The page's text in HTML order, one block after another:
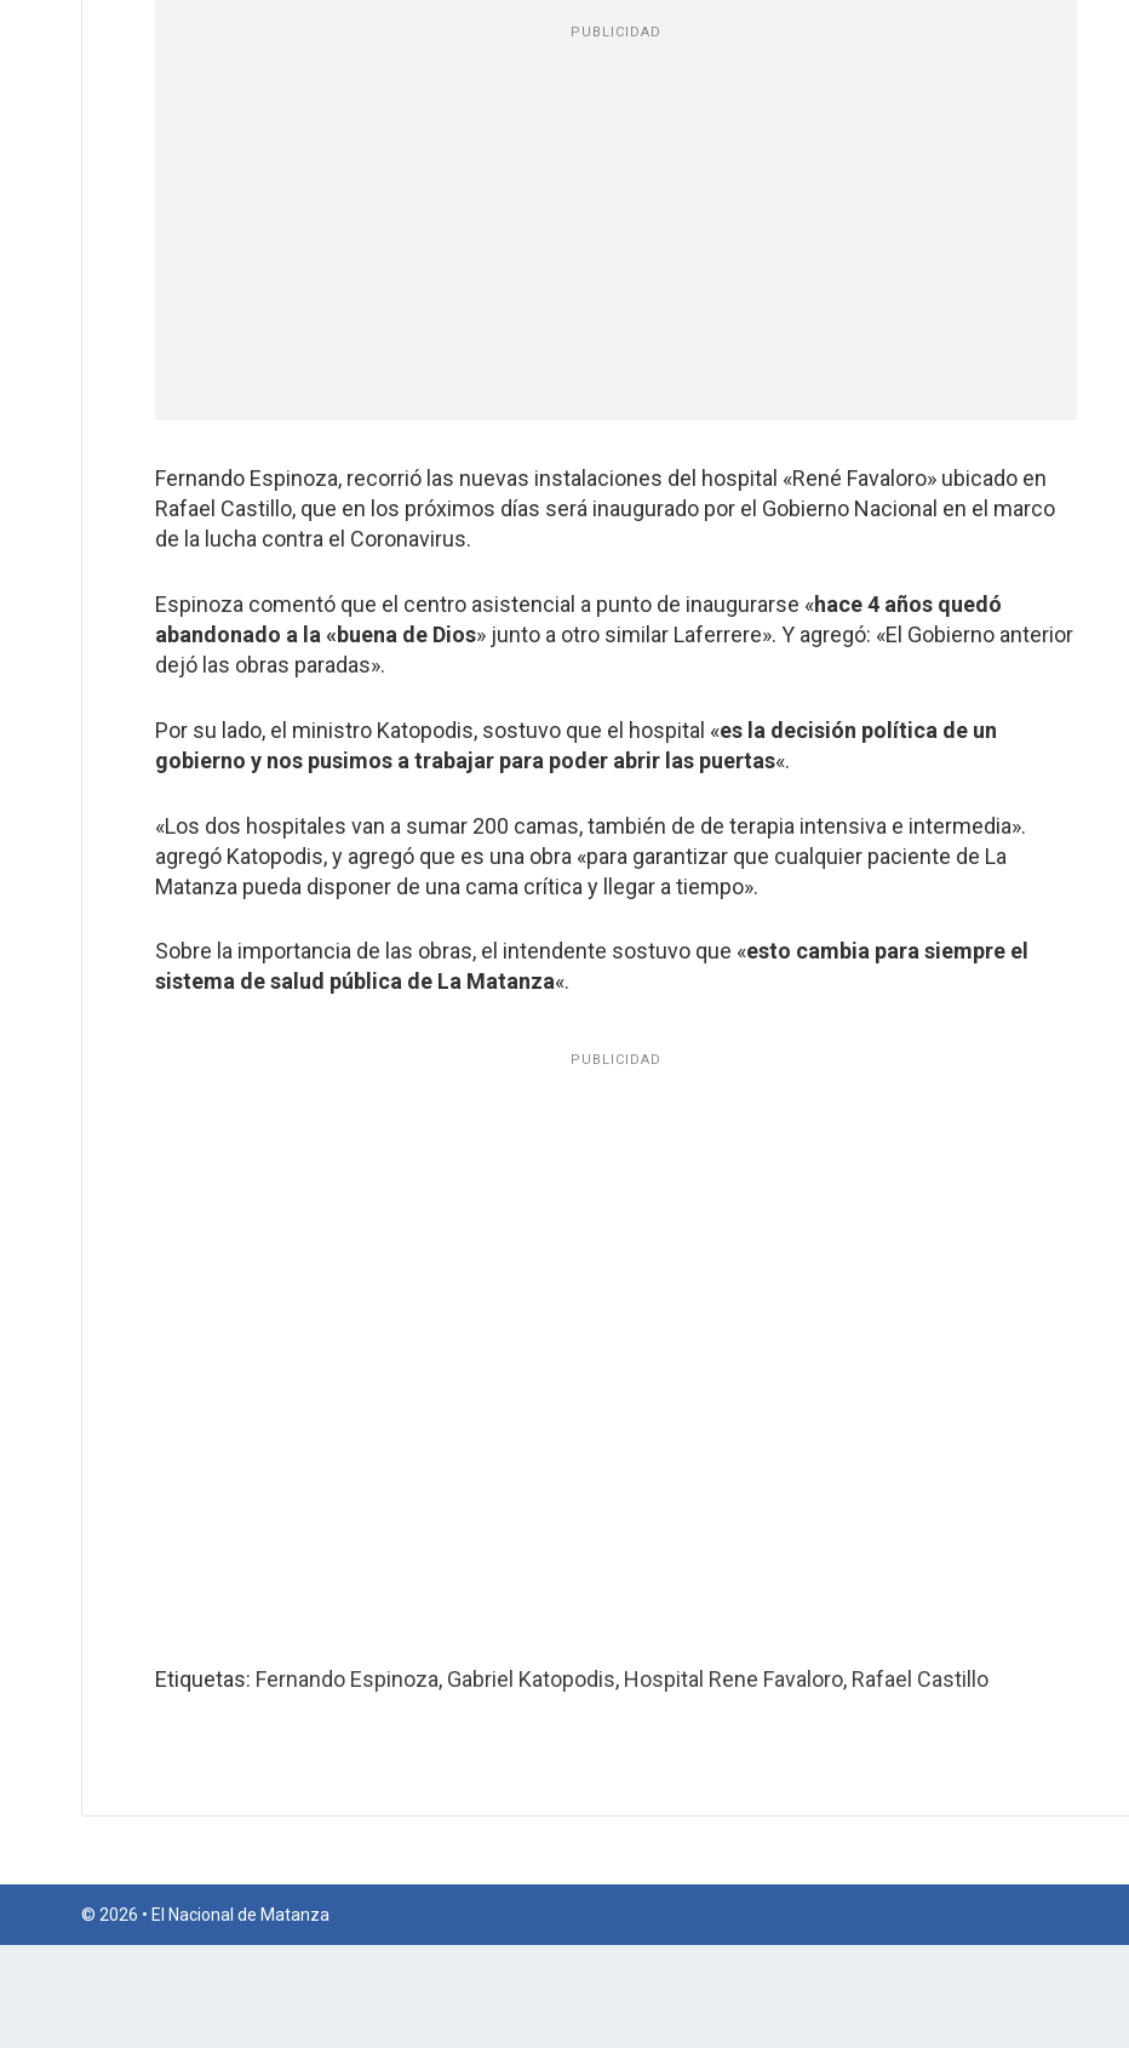
PUBLICIDAD
Fernando Espinoza, recorrió las nuevas instalaciones del hospital «René Favaloro» ubicado en
Rafael Castillo, que en los próximos días será inaugurado por el Gobierno Nacional en el marco
de la lucha contra el Coronavirus.
Espinoza comentó que el centro asistencial a punto de inaugurarse «hace 4 años quedó
abandonado a la «buena de Dios» junto a otro similar Laferrere». Y agregó: «El Gobierno anterior
dejó las obras paradas».
Por su lado, el ministro Katopodis, sostuvo que el hospital «es la decisión política de un
gobierno y nos pusimos a trabajar para poder abrir las puertas«.
«Los dos hospitales van a sumar 200 camas, también de de terapia intensiva e intermedia».
agregó Katopodis, y agregó que es una obra «para garantizar que cualquier paciente de La
Matanza pueda disponer de una cama crítica y llegar a tiempo».
Sobre la importancia de las obras, el intendente sostuvo que «esto cambia para siempre el
sistema de salud pública de La Matanza«.
PUBLICIDAD
Etiquetas: Fernando Espinoza, Gabriel Katopodis, Hospital Rene Favaloro, Rafael Castillo
© 2026 • El Nacional de Matanza